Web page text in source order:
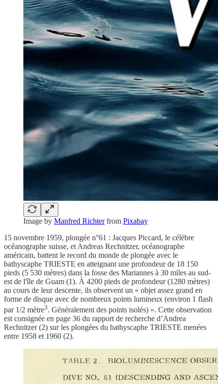
Image by Manfred Richterfrom Pixabay
15 novembre 1959, plongée n°61 : Jacques Piccard, le célèbre
océanographe suisse, et Andreas Rechnitzer, océanographe
américain, battent le record du monde de plongée avec le
bathyscaphe TRIESTE en atteignant une profondeur de 18 150
pieds (5 530 mètres) dans la fosse des Mariannes à 30 miles au sud-
est de l'île de Guam (1). À 4200 pieds de profondeur (1280 mètres)
au cours de leur descente, ils observent un « objet assez grand en
forme de disque avec de nombreux points lumineux (environ 1 flash
par 1/2 mètre3. Généralement des points isolés) ». Cette observation
est consignée en page 36 du rapport de recherche d’Andrea
Rechnitzer (2) sur les plongées du bathyscaphe TRIESTE menées
entre 1958 et 1960 (2).